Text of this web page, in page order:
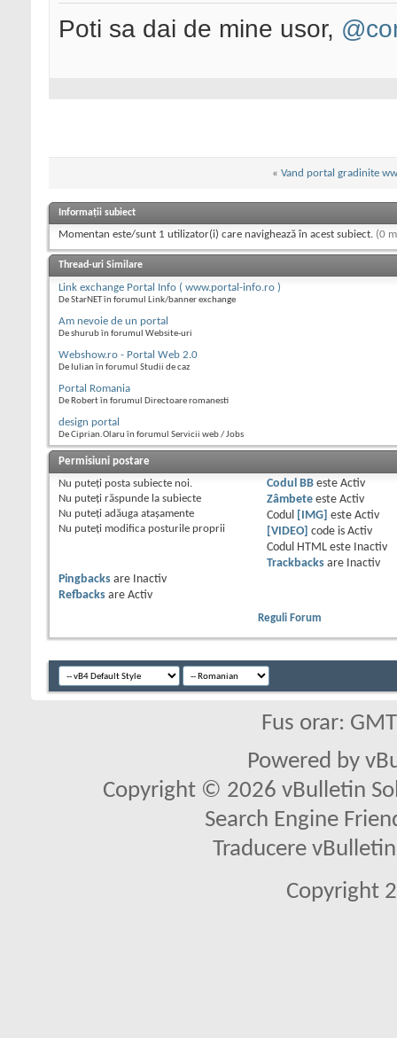
Poti sa dai de mine usor,
« Vand portal gradinite
Informații subiect
Momentan este/sunt 1 utilizator(i) care navighează în acest subiect. (0
Thread-uri Similare
Link exchange Portal Info ( www.portal-info.ro )
De StarNET în forumul Link/banner exchange
Am nevoie de un portal
De shurub în forumul Website-uri
Webshow.ro - Portal Web 2.0
De Iulian în forumul Studii de caz
Portal Romania
De Robert în forumul Directoare romanesti
design portal
De Ciprian.Olaru în forumul Servicii web / Jobs
Permisiuni postare
Nu puteţi posta subiecte noi.
Nu puteţi răspunde la subiecte
Nu puteţi adăuga ataşamente
Nu puteţi modifica posturile proprii
Codul BBeste Activ
Zâmbeteeste Activ
Codul
[IMG] este Activ
[VIDEO] code is Activ
Codul HTML este
Inactiv
Trackbacksare
Inactiv
Pingbacks are
Inactiv
Refbacks are Activ
Reguli Forum
Fus orar:
Powered by
Copyright © 2026 vBulletin
Search Engine
Traducere
Copyright